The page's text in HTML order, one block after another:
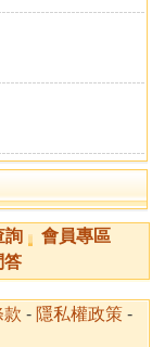
詢
會員專區
答
款 - 隱私權政策 -